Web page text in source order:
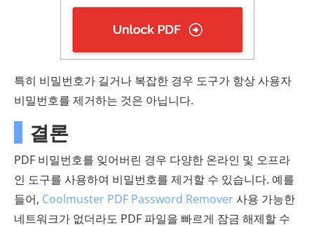
특히 비밀번호가 길거나 복잡한 경우 도구가 항상 사용자
비밀번호를 제거하는 것은 아닙니다.
결론
PDF 비밀번호를 잊어버린 경우 다양한 온라인 및 오프라
인 도구를 사용하여 비밀번호를 제거할 수 있습니다. 예를
들어, Coolmuster PDF Password Remover사용 가능한
네트워크가 없더라도 PDF 파일을 빠르게 잠금 해제할 수